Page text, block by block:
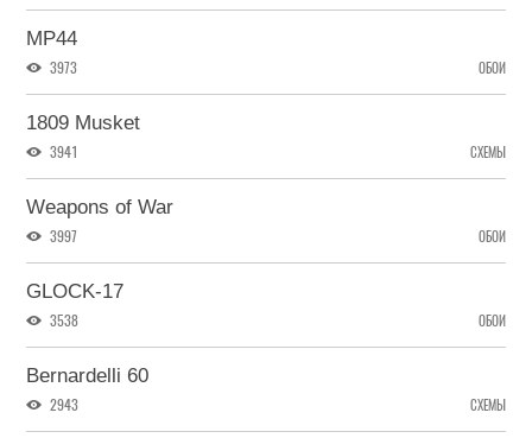
MP44
3973 ОБОИ
1809 Musket
3941 СХЕМЫ
Weapons of War
3997 ОБОИ
GLOCK-17
3538 ОБОИ
Bernardelli 60
2943 СХЕМЫ